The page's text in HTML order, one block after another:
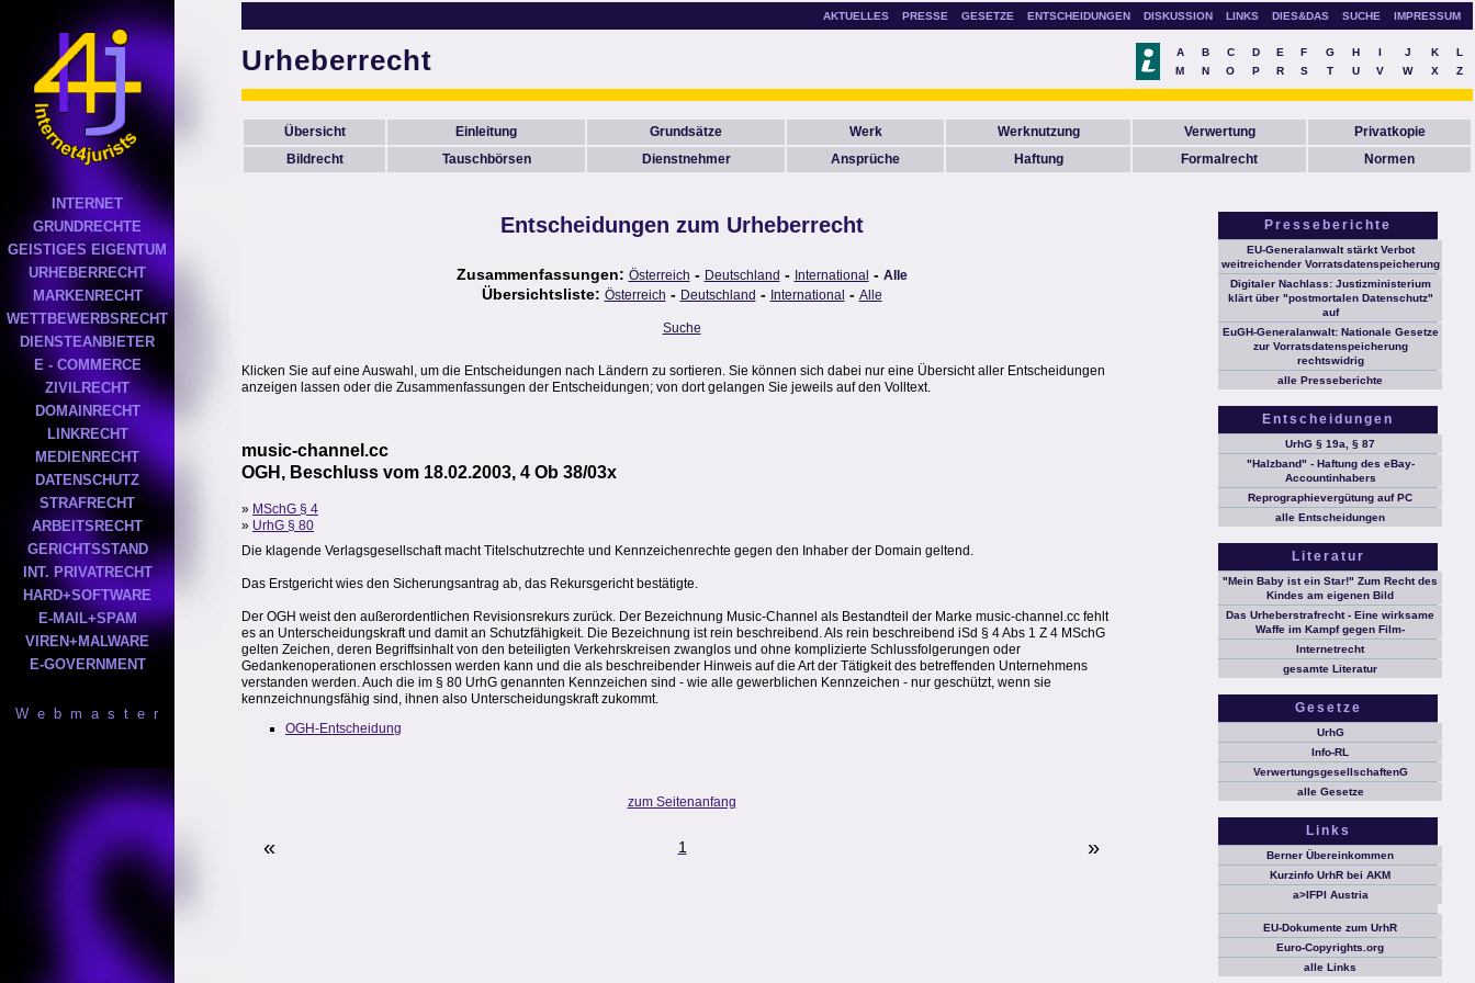
INTERNET
GRUNDRECHTE
GEISTIGES EIGENTUM
URHEBERRECHT
MARKENRECHT
WETTBEWERBSRECHT
DIENSTEANBIETER
E - COMMERCE
ZIVILRECHT
DOMAINRECHT
LINKRECHT
MEDIENRECHT
DATENSCHUTZ
STRAFRECHT
ARBEITSRECHT
GERICHTSSTAND
INT. PRIVATRECHT
HARD+SOFTWARE
E-MAIL+SPAM
VIREN+MALWARE
E-GOVERNMENT
W e b m a s t e r
AKTUELLES PRESSE GESETZE ENTSCHEIDUNGEN DISKUSSION LINKS DIES&DAS SUCHE IMPRESSUM
Urheberrecht A B C D E F G H I J K
L
M
N O P R S T U V W X Z
Übersicht Einleitung Grundsätze Werk Werknutzung Verwertung
Privatkopie
Bildrecht
Tauschbörsen Dienstnehmer Ansprüche Haftung Formalrecht Normen
Entscheidungen zum Urheberrecht
Zusammenfassungen: Österreich - Deutschland - International - Alle
Übersichtsliste: Österreich - Deutschland - International - Alle
Suche
Klicken Sie auf eine Auswahl, um die Entscheidungen nach Ländern zu sortieren. Sie können sich dabei nur eine Übersicht aller Entscheidungen
anzeigen lassen oder die Zusammenfassungen der Entscheidungen; von dort gelangen Sie jeweils auf den Volltext.
music-channel.cc
OGH, Beschluss vom 18.02.2003, 4 Ob 38/03x
» MSchG § 4
» UrhG § 80
Die klagende Verlagsgesellschaft macht Titelschutzrechte und Kennzeichenrechte gegen den Inhaber der Domain geltend.
Das Erstgericht wies den Sicherungsantrag ab, das Rekursgericht bestätigte.
Der OGH weist den außerordentlichen Revisionsrekurs zurück. Der Bezeichnung Music-Channel als Bestandteil der Marke music-channel.cc fehlt
es an Unterscheidungskraft und damit an Schutzfähigkeit. Die Bezeichnung ist rein beschreibend. Als rein beschreibend iSd § 4 Abs 1 Z 4 MSchG
gelten Zeichen, deren Begriffsinhalt von den beteiligten Verkehrskreisen zwanglos und ohne komplizierte Schlussfolgerungen oder
Gedankenoperationen erschlossen werden kann und die als beschreibender Hinweis auf die Art der Tätigkeit des betreffenden Unternehmens
verstanden werden. Auch die im § 80 UrhG genannten Kennzeichen sind - wie alle gewerblichen Kennzeichen - nur geschützt, wenn sie
kennzeichnungsfähig sind, ihnen also Unterscheidungskraft zukommt.
OGH-Entscheidung
zum Seitenanfang
« 1 »
Presseberichte
EU-Generalanwalt stärkt Verbot
weitreichender Vorratsdatenspeicherung
Digitaler Nachlass: Justizministerium
klärt über "postmortalen Datenschutz"
auf
EuGH-Generalanwalt: Nationale Gesetze
zur Vorratsdatenspeicherung
rechtswidrig
alle Presseberichte
Entscheidungen
UrhG § 19a, § 87
"Halzband" - Haftung des eBay-
Accountinhabers
Reprographievergütung auf PC
alle Entscheidungen
Literatur
"Mein Baby ist ein Star!" Zum Recht des
Kindes am eigenen Bild
Das Urheberstrafrecht - Eine wirksame
Waffe im Kampf gegen Film-
Internetrecht
gesamte Literatur
Gesetze
UrhG
Info-RL
VerwertungsgesellschaftenG
alle Gesetze
Links
Berner Übereinkommen
Kurzinfo UrhR bei AKM
a>IFPI Austria
EU-Dokumente zum UrhR
Euro-Copyrights.org
alle Links